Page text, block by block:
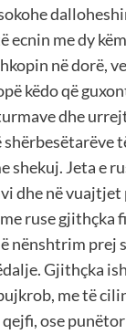
ecnin me dy
në dorë,
këdo që
dhe
shërbesëtarëve
shekuj. Jeta e
dhe në vuajtjet
ruse gjithçka
nënshtrim prej
Gjithçka
me të
ose